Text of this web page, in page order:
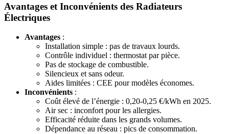
Avantages et Inconvénients des Radiateurs
Électriques
Avantages :
Installation simple : pas de travaux lourds.
Contrôle individuel : thermostat par pièce.
Pas de stockage de combustible.
Silencieux et sans odeur.
Aides limitées : CEE pour modèles économes.
Inconvénients :
Coût élevé de l’énergie : 0,20-0,25 €/kWh en 2025.
Air sec : inconfort pour les allergies.
Efficacité réduite dans les grands volumes.
Dépendance au réseau : pics de consommation.